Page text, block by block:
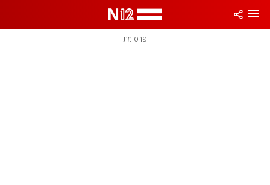
פרסומת